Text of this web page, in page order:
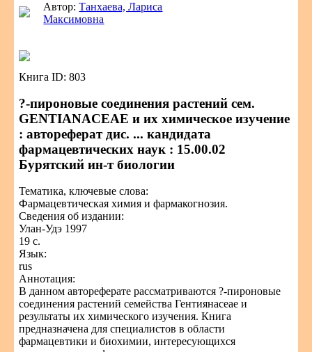
Автор:Танхаева, Лариса
Максимовна
Книга ID: 803
?-пироновые соединения растений сем.
GENTIANACEAE и их химическое изучение
: автореферат дис. ... кандидата
фармацевтических наук : 15.00.02
Бурятский ин-т биологии
Тематика, ключевые слова:
Фармацевтическая химия и фармакогнозия.
Сведения об издании:
Улан-Удэ 1997
19 с.
Язык:
rus
Аннотация:
В данном автореферате рассматриваются ?-пироновые
соединения растений семейства Гентиянaceae и
результаты их химического изучения. Книга
предназначена для специалистов в области
фармацевтики и биохимии, интересующихся